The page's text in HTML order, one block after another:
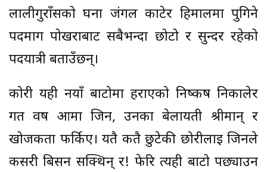
लालीगुराँसको घना जंगल काटेर हिमालमा पुगिने
पदमार्ग पोखराबाट सबैभन्दा छोटो र सुन्दर रहेको
पदयात्री बताउँछन्।
कोरी यही नयाँ बाटोमा हराएको निष्कर्ष निकालेर
गत वर्ष आमा जिन, उनका बेलायती श्रीमान् र
खोजकर्ता फर्किए। यतै कतै छुटेकी छोरीलाई जिनले
कसरी बिर्सन सक्थिन् र! फेरि त्यही बाटो पछ्याउन